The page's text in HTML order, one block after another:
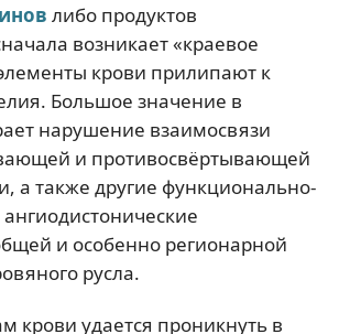
либо продуктов
возникает «краевое
крови прилипают к
Большое значение в
нарушение взаимосвязи
и противосвёртывающей
а также другие функционально-
и особенно регионарной
русла.
крови удается проникнуть в